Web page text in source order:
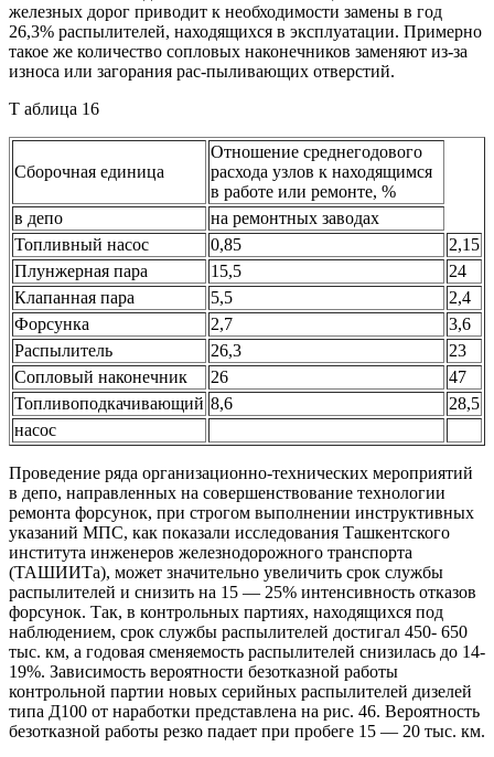
железных дорог приводит к необходимости замены в год
26,3% распылителей, находящихся в эксплуатации. Примерно
такое же количество сопловых наконечников заменяют из-за
износа или загорания рас-пыливающих отверстий.
Т аблица 16
Сборочная единица
Отношение среднегодового
расхода узлов к находящимся
в работе или ремонте, %
в депо
на ремонтных заводах
Топливный насос
0,85
2,15
Плунжерная пара
15,5
24
Клапанная пара
5,5
2,4
Форсунка
2,7
3,6
Распылитель
26,3
23
Сопловый наконечник
26
47
Топливоподкачивающий 8,6
28,5
насос
Проведение ряда организационно-технических мероприятий
в депо, направленных на совершенствование технологии
ремонта форсунок, при строгом выполнении инструктивных
указаний МПС, как показали исследования Ташкентского
института инженеров железнодорожного транспорта
(ТАШИИТа), может значительно увеличить срок службы
распылителей и снизить на 15 — 25% интенсивность отказов
форсунок. Так, в контрольных партиях, находящихся под
наблюдением, срок службы распылителей достигал 450- 650
тыс. км, а годовая сменяемость распылителей снизилась до 14-
19%. Зависимость вероятности безотказной работы
контрольной партии новых серийных распылителей дизелей
типа Д100 от наработки представлена на рис. 46. Вероятность
безотказной работы резко падает при пробеге 15 — 20 тыс. км.